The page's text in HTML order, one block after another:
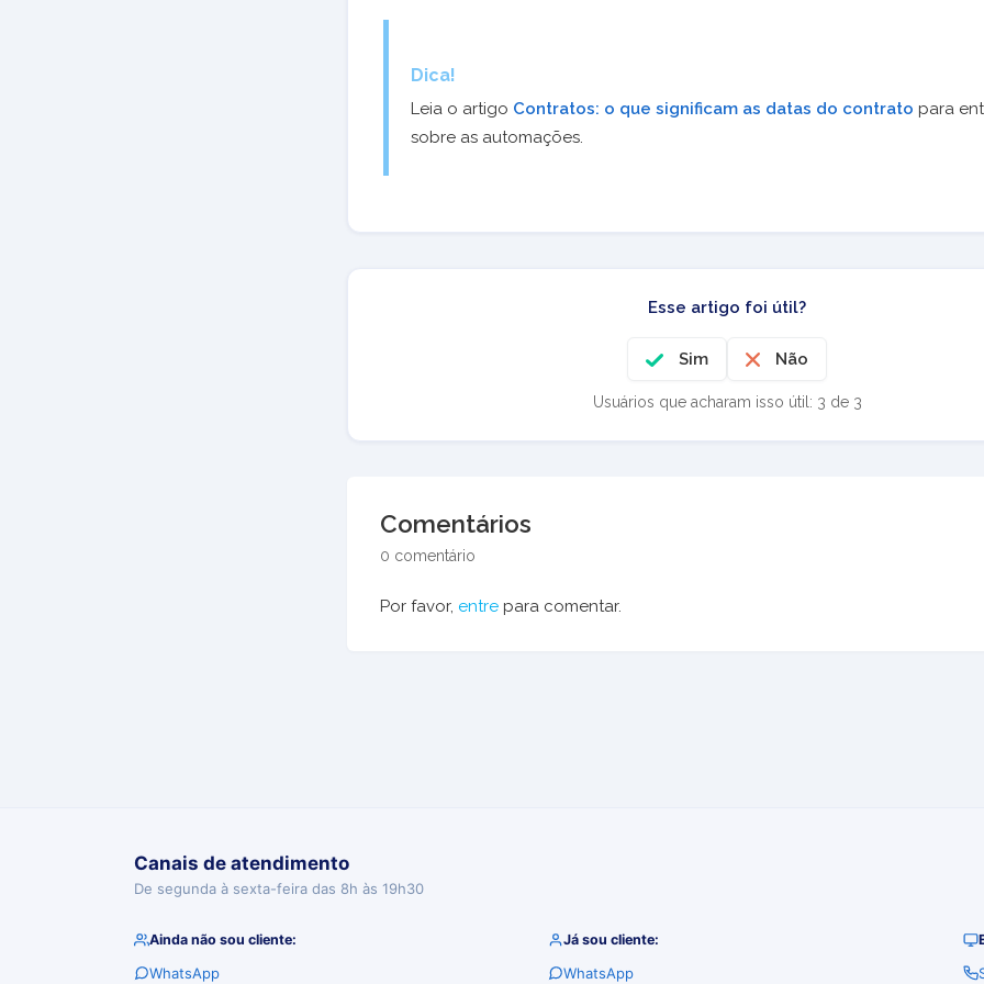
Dica!
Leia o artigo Contratos: o que significam as datas do contrato para
sobre as automações.
Esse artigo foi útil?
Sim Não
Usuários que acharam isso útil: 3 de 3
Comentários
0 comentário
Por favor, entre para comentar.
Canais de atendimento
De segunda à sexta-feira das 8h às 19h30
Ainda não sou cliente:
WhatsApp
Já sou cliente:
WhatsApp